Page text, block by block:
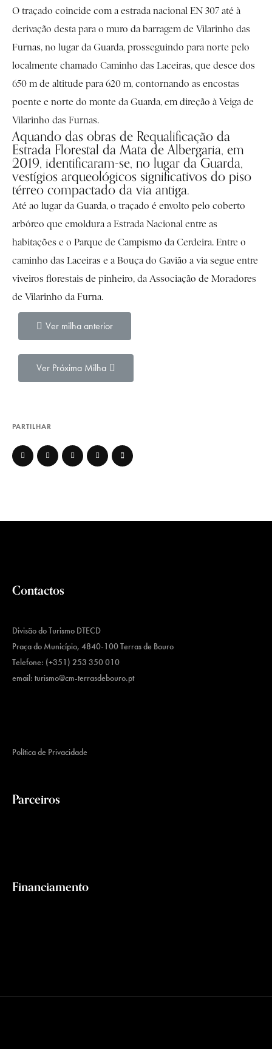
O traçado coincide com a estrada nacional EN 307 até à
derivação desta para o muro da barragem de Vilarinho das
Furnas, no lugar da Guarda, prosseguindo para norte pelo
localmente chamado Caminho das Laceiras, que desce dos
650 m de altitude para 620 m, contornando as encostas
poente e norte do monte da Guarda, em direção à Veiga de
Vilarinho das Furnas.
Aquando das obras de Requalificação da
Estrada Florestal da Mata de Albergaria, em
2019, identificaram-se, no lugar da Guarda,
vestígios arqueológicos significativos do piso
térreo compactado da via antiga.
Até ao lugar da Guarda, o traçado é envolto pelo coberto
arbóreo que emoldura a Estrada Nacional entre as
habitações e o Parque de Campismo da Cerdeira. Entre o
caminho das Laceiras e a Bouça do Gavião a via segue entre
viveiros florestais de pinheiro, da Associação de Moradores
de Vilarinho da Furna.
Ver milha anterior
Ver Próxima Milha
PARTILHAR
Contactos
Divisão do Turismo DTECD
Praça do Município, 4840-100 Terras de Bouro
Telefone: (+351) 253 350 010
email: turismo@cm-terrasdebouro.pt
Política de Privacidade
Parceiros
Financiamento